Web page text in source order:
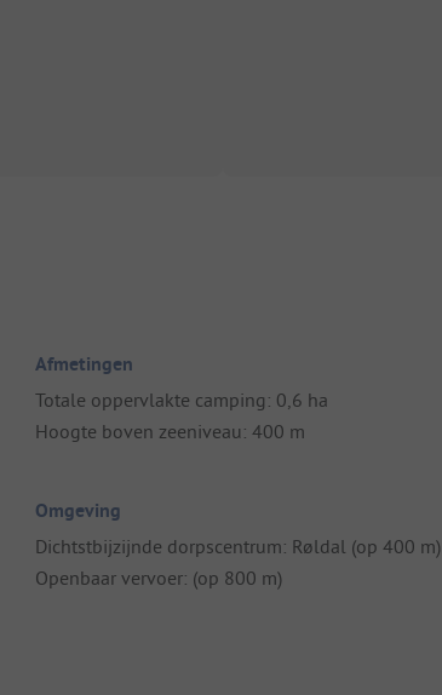
Afmetingen
Totale oppervlakte camping: 0,6 ha
Hoogte boven zeeniveau: 400 m
Omgeving
Dichtstbijzijnde dorpscentrum: Røldal (op 400 m)
Openbaar vervoer: (op 800 m)